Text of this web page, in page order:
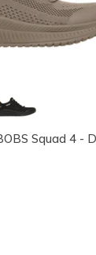
Squad 4 -